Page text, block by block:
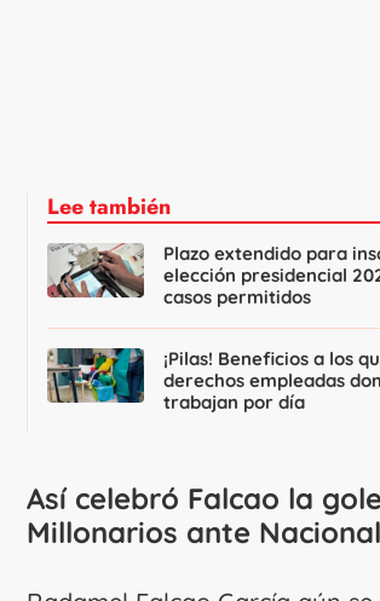
Lee también
Plazo extendido para
elección presidencial
casos permitidos
¡Pilas! Beneficios a los
derechos empleadas
trabajan por día
Así celebró Falcao la
Millonarios ante Nacional